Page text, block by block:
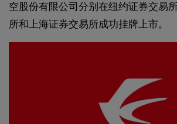
空股份有限公司分别在纽约证券交易
所和上海证券交易所成功挂牌上市。